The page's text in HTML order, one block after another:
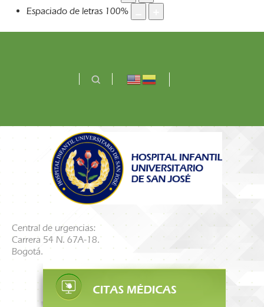
Espaciado de letras 100%
Central de urgencias:
Carrera 54 N. 67A-18.
Bogotá.